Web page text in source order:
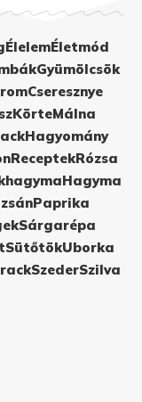
ÉlelemÉletmód
Gyümölcsök
Cseresznye
KörteMálna
Hagyomány
ReceptekRózsa
Hagyma
Paprika
Sárgarépa
SütőtökUborka
SzederSzilva